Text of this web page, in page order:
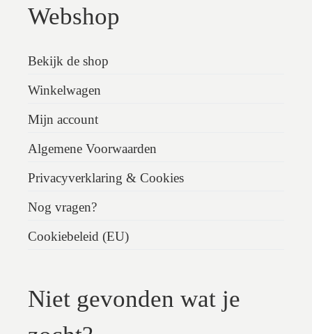
Webshop
Bekijk de shop
Winkelwagen
Mijn account
Algemene Voorwaarden
Privacyverklaring & Cookies
Nog vragen?
Cookiebeleid (EU)
Niet gevonden wat je